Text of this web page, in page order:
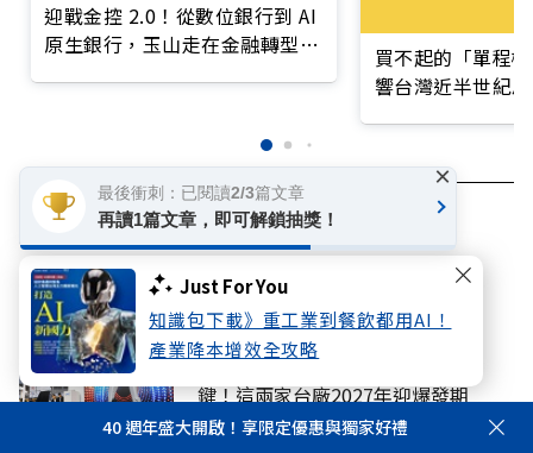
Just For You
知識包下載》重工業到餐飲都用AI！
產業降本增效全攻略
迎戰金控 2.0！從數位銀行到 AI
原生銀行，玉山走在金融轉型最
買不起的「單程
響台灣近半世紀
信用卡 玉山銀行
你可能感興趣
科技
黃仁勳點名機器人是下波AI浪潮關
鍵！這兩家台廠2027年迎爆發期
40 週年盛大開啟！享限定優惠與獨家好禮
最後衝刺：已閱讀2/3篇文章
再讀1篇文章，即可解鎖抽獎！
×